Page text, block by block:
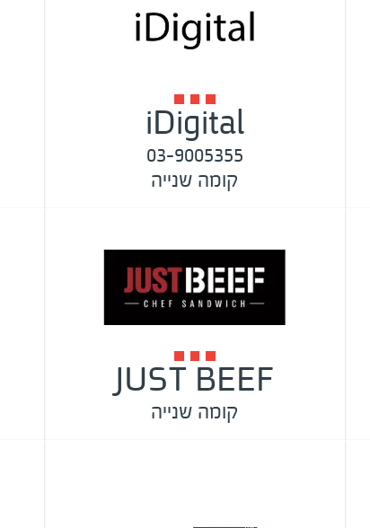
iDigital
03-9005355
קומה שנייה
JUST BEEF
קומה שנייה